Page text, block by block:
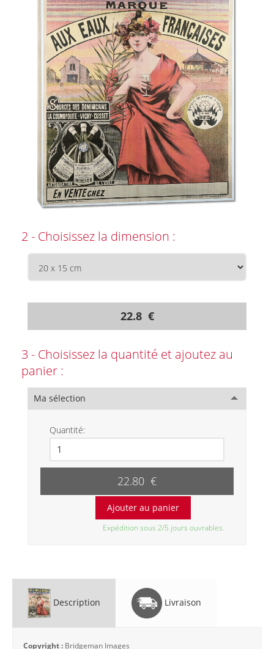
2 - Choisissez la dimension :
22.8 €
3 - Choisissez la quantité et ajoutez au
panier :
Ma sélection
Quantité:
22.80 €
Expédition sous 2/5 jours ouvrables.
Description Livraison
Copyright : Bridgeman Images